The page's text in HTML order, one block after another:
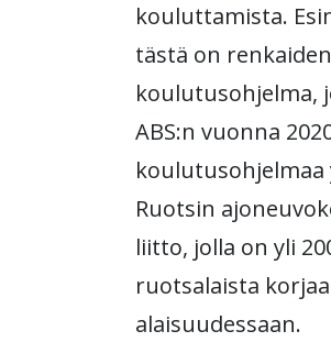
kouluttamista.
tästä on renkaiden
koulutusohjelma,
ABS:n vuonna
koulutusohjelmaa
Ruotsin
liitto, jolla on yli
ruotsalaista
alaisuudessaan.